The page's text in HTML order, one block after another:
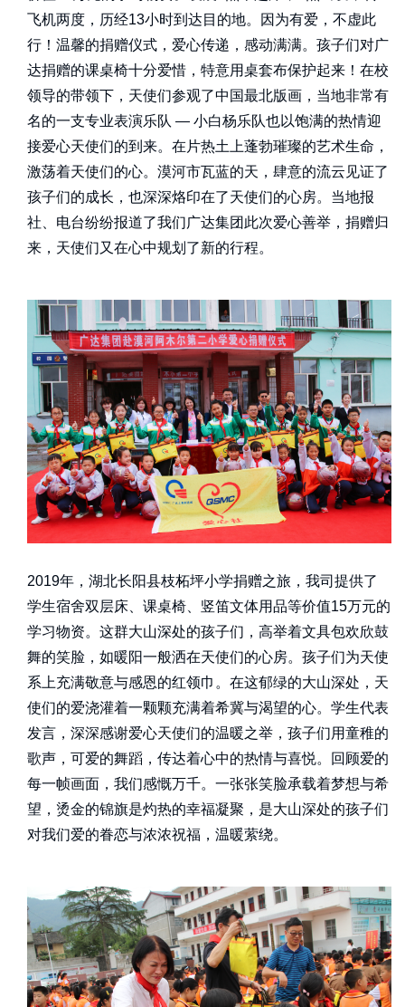
飞机两度，历经13小时到达目的地。因为有爱，不虚此
行！温馨的捐赠仪式，爱心传递，感动满满。孩子们对广
达捐赠的课桌椅十分爱惜，特意用桌套布保护起来！在校
领导的带领下，天使们参观了中国最北版画，当地非常有
名的一支专业表演乐队 — 小白杨乐队也以饱满的热情迎
接爱心天使们的到来。在片热土上蓬勃璀璨的艺术生命，
激荡着天使们的心。漠河市瓦蓝的天，肆意的流云见证了
孩子们的成长，也深深烙印在了天使们的心房。当地报
社、电台纷纷报道了我们广达集团此次爱心善举，捐赠归
来，天使们又在心中规划了新的行程。
2019年，湖北长阳县枝柘坪小学捐赠之旅，我司提供了
学生宿舍双层床、课桌椅、竖笛文体用品等价值15万元的
学习物资。这群大山深处的孩子们，高举着文具包欢欣鼓
舞的笑脸，如暖阳一般洒在天使们的心房。孩子们为天使
系上充满敬意与感恩的红领巾。在这郁绿的大山深处，天
使们的爱浇灌着一颗颗充满着希冀与渴望的心。学生代表
发言，深深感谢爱心天使们的温暖之举，孩子们用童稚的
歌声，可爱的舞蹈，传达着心中的热情与喜悦。回顾爱的
每一帧画面，我们感慨万千。一张张笑脸承载着梦想与希
望，烫金的锦旗是灼热的幸福凝聚，是大山深处的孩子们
对我们爱的眷恋与浓浓祝福，温暖萦绕。